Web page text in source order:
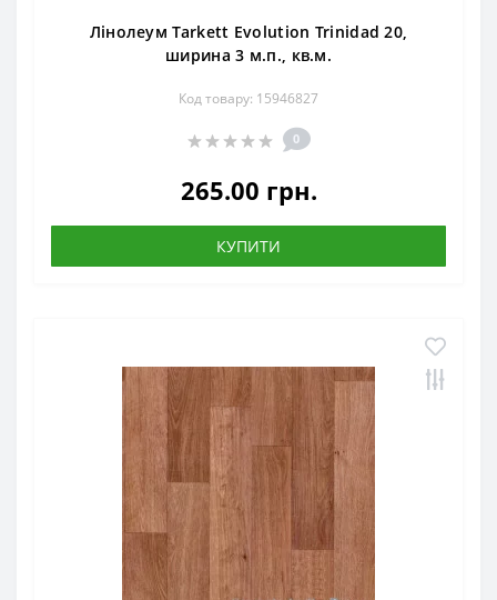
Лінолеум Tarkett Evolution Trinidad 20,
ширина 3 м.п., кв.м.
Код товару: 15946827
0
265.00 грн.
КУПИТИ